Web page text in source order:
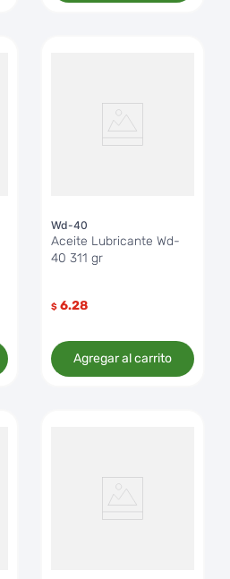
Wd-40
Aceite Lubricante Wd-
40 311 gr
$ 6.28
Agregar al carrito